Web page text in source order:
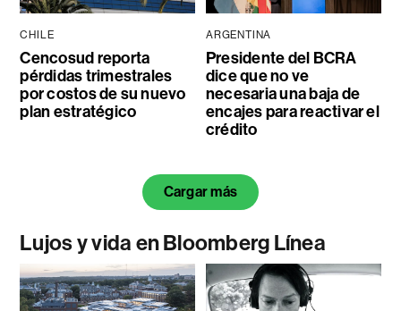
CHILE
Cencosud reporta
pérdidas trimestrales
por costos de su nuevo
plan estratégico
ARGENTINA
Presidente del BCRA
dice que no ve
necesaria una baja de
encajes para reactivar el
crédito
Cargar más
Lujos y vida en Bloomberg Línea